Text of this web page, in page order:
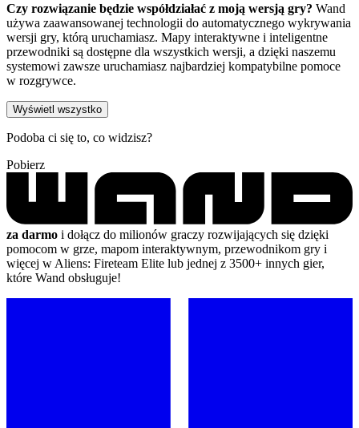
Czy rozwiązanie będzie współdziałać z moją wersją gry? Wand
używa zaawansowanej technologii do automatycznego wykrywania
wersji gry, którą uruchamiasz. Mapy interaktywne i inteligentne
przewodniki są dostępne dla wszystkich wersji, a dzięki naszemu
systemowi zawsze uruchamiasz najbardziej kompatybilne pomoce
w rozgrywce.
Wyświetl wszystko
Podoba ci się to, co widzisz?
Pobierz
za darmo i dołącz do milionów graczy rozwijających się dzięki
pomocom w grze, mapom interaktywnym, przewodnikom gry i
więcej w Aliens: Fireteam Elite lub jednej z 3500+ innych gier,
które Wand obsługuje!